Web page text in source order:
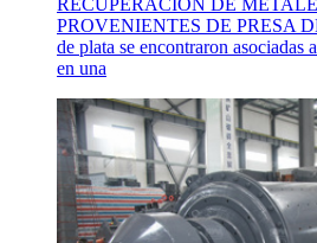
PROVENIENTES DE PRESA
de plata se encontraron asociadas
en una